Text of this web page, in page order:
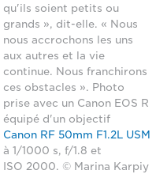
qu'ils soient petits ou
grands », dit-elle. « Nous
nous accrochons les uns
aux autres et la vie
continue. Nous franchirons
ces obstacles ». Photo
prise avec un Canon EOS R
équipé d'un objectif
Canon RF 50mm F1.2L USM
à 1/1000 s, f/1.8 et
ISO 2000. © Marina Karpiy